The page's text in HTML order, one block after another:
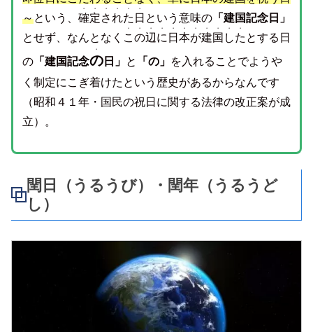
～という、 確定された日
・・・・・・
という意味の「建国記念日」
とせず、なんとなく この辺に日本が建国した
・・・・・・・・・・・
とする日
の「建国記念の
・
日」 と 「の」 を入れることでようや
く制定にこぎ着けたという歴史があるからなんです
（昭和４１年・国民の祝日に関する法律の改正案が成
立）。
閏日（うるうび）・閏年（うるうど
し）